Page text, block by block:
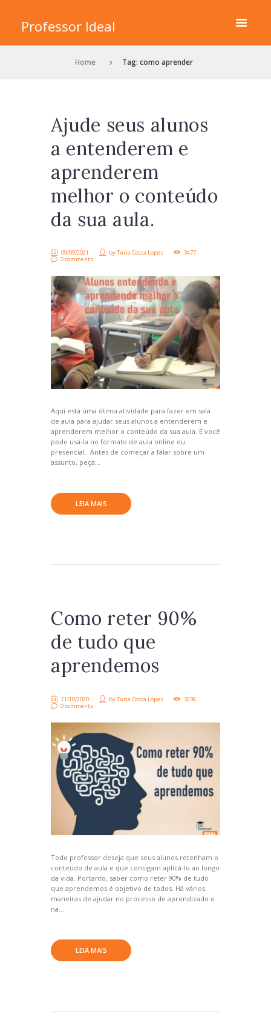
Professor Ideal
Home Tag: como aprender
Ajude seus alunos
a entenderem e
aprenderem
melhor o conteúdo
da sua aula.
09/09/2021 byTúria Costa Lopes
3477
0 comments
Aqui está uma ótima atividade para fazer em sala
de aula para ajudar seus alunos a entenderem e
aprenderem melhor o conteúdo da sua aula. E você
pode usá-la no formato de aula online ou
presencial. Antes de começar a falar sobre um
assunto, peça...
LEIA MAIS
Como reter 90%
de tudo que
aprendemos
21/10/2020 byTúria Costa Lopes
3236
0 comments
Todo professor deseja que seus alunos retenham o
conteúdo de aula e que consigam aplicá-lo ao longo
da vida. Portanto, saber como reter 90% de tudo
que aprendemos é objetivo de todos. Há vários
maneiras de ajudar no processo de aprendizado e
na...
LEIA MAIS